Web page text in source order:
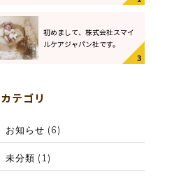
初めまして、株式会社スマイ
ルケアジャパン社です。
カテゴリ
お知らせ (6)
未分類 (1)